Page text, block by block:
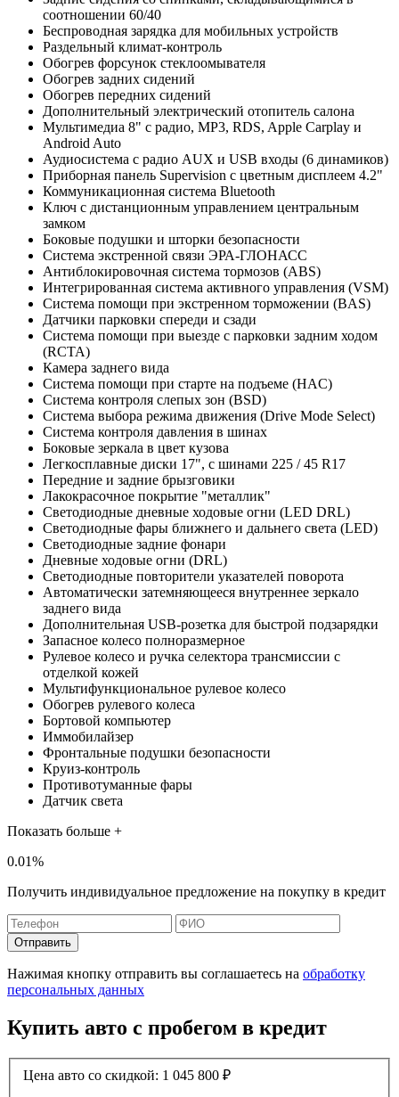
соотношении 60/40
Беспроводная зарядка для мобильных устройств
Раздельный климат-контроль
Обогрев форсунок стеклоомывателя
Обогрев задних сидений
Обогрев передних сидений
Дополнительный электрический отопитель салона
Мультимедиа 8" с радио, MP3, RDS, Apple Carplay и
Android Auto
Аудиосистема с радио AUX и USB входы (6 динамиков)
Приборная панель Supervision с цветным дисплеем 4.2"
Коммуникационная система Bluetooth
Ключ с дистанционным управлением центральным
замком
Боковые подушки и шторки безопасности
Система экстренной связи ЭРА-ГЛОНАСС
Антиблокировочная система тормозов (ABS)
Интегрированная система активного управления (VSM)
Система помощи при экстренном торможении (BAS)
Датчики парковки спереди и сзади
Система помощи при выезде с парковки задним ходом
(RCTA)
Камера заднего вида
Система помощи при старте на подъеме (HAC)
Система контроля слепых зон (BSD)
Система выбора режима движения (Drive Mode Select)
Система контроля давления в шинах
Боковые зеркала в цвет кузова
Легкосплавные диски 17", с шинами 225 / 45 R17
Передние и задние брызговики
Лакокрасочное покрытие "металлик"
Светодиодные дневные ходовые огни (LED DRL)
Светодиодные фары ближнего и дальнего света (LED)
Светодиодные задние фонари
Дневные ходовые огни (DRL)
Светодиодные повторители указателей поворота
Автоматически затемняющееся внутреннее зеркало
заднего вида
Дополнительная USB-розетка для быстрой подзарядки
Запасное колесо полноразмерное
Рулевое колесо и ручка селектора трансмиссии с
отделкой кожей
Мультифункциональное рулевое колесо
Обогрев рулевого колеса
Бортовой компьютер
Иммобилайзер
Фронтальные подушки безопасности
Круиз-контроль
Противотуманные фары
Датчик света
Показать больше +
0.01%
Получить индивидуальное предложение на покупку в кредит
Отправить
Нажимая кнопку отправить вы соглашаетесь на обработку
персональных данных
Купить авто с пробегом в кредит
Цена авто со скидкой: 1 045 800 ₽